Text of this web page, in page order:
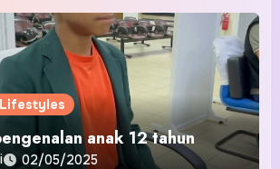
anak 12 tahun
02/05/2025